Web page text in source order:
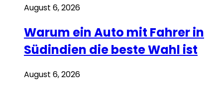
August 6, 2026
Warum ein Auto mit Fahrer in
Südindien die beste Wahl ist
August 6, 2026